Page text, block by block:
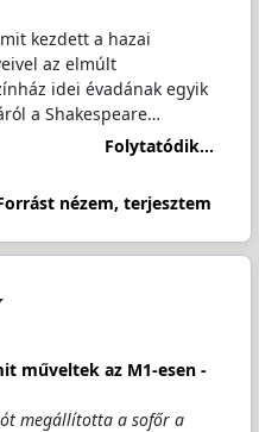
kezdett a hazai
az elmúlt
idei évadának egyik
a Shakespeare…
Folytatódik...
nézem, terjesztem
műveltek az M1-esen -
megállította a sofőr a